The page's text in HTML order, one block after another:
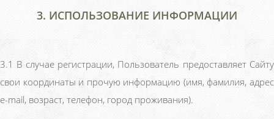
3. ИСПОЛЬЗОВАНИЕ ИНФОРМАЦИИ
3.1 В случае регистрации, Пользователь предоставляет Сайту
свои координаты и прочую информацию (имя, фамилия, адрес
e-mail, возраст, телефон, город проживания).